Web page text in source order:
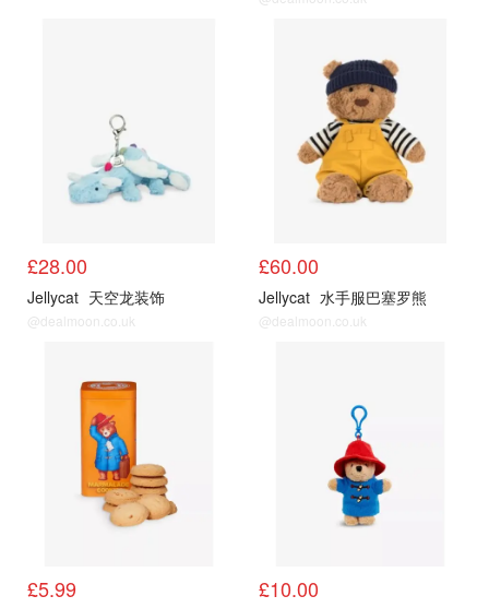
£28.00
Jellycat 天空龙装饰
@dealmoon.co.uk
£60.00
Jellycat 水手服巴塞罗熊
@dealmoon.co.uk
£5.99 £10.00